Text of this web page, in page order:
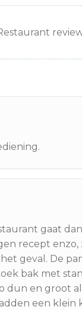
gaat
recept
geval. De
bak met
en groot
een klein